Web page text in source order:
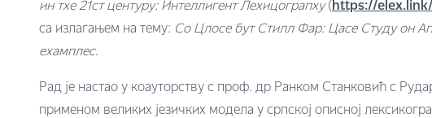
ин тхе 21ст центурy: Интеллигент Леxицограпхy ( https://
са излагањем на тему: Со Цлосе бут Стилл Фар: Цасе Студy он
еxамплес.
Рад је настао у коауторству с проф. др Ранком Станковић с
применом великих језичких модела у српској описној